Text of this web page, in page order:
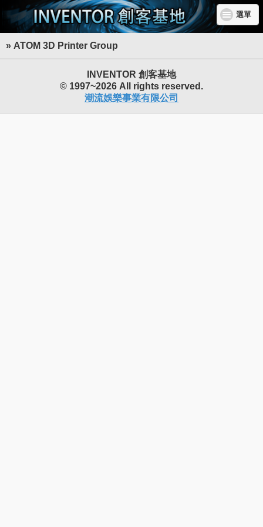
選單
» ATOM 3D Printer Group
INVENTOR 創客基地
© 1997~2026 All rights reserved.
潮流娛樂事業有限公司